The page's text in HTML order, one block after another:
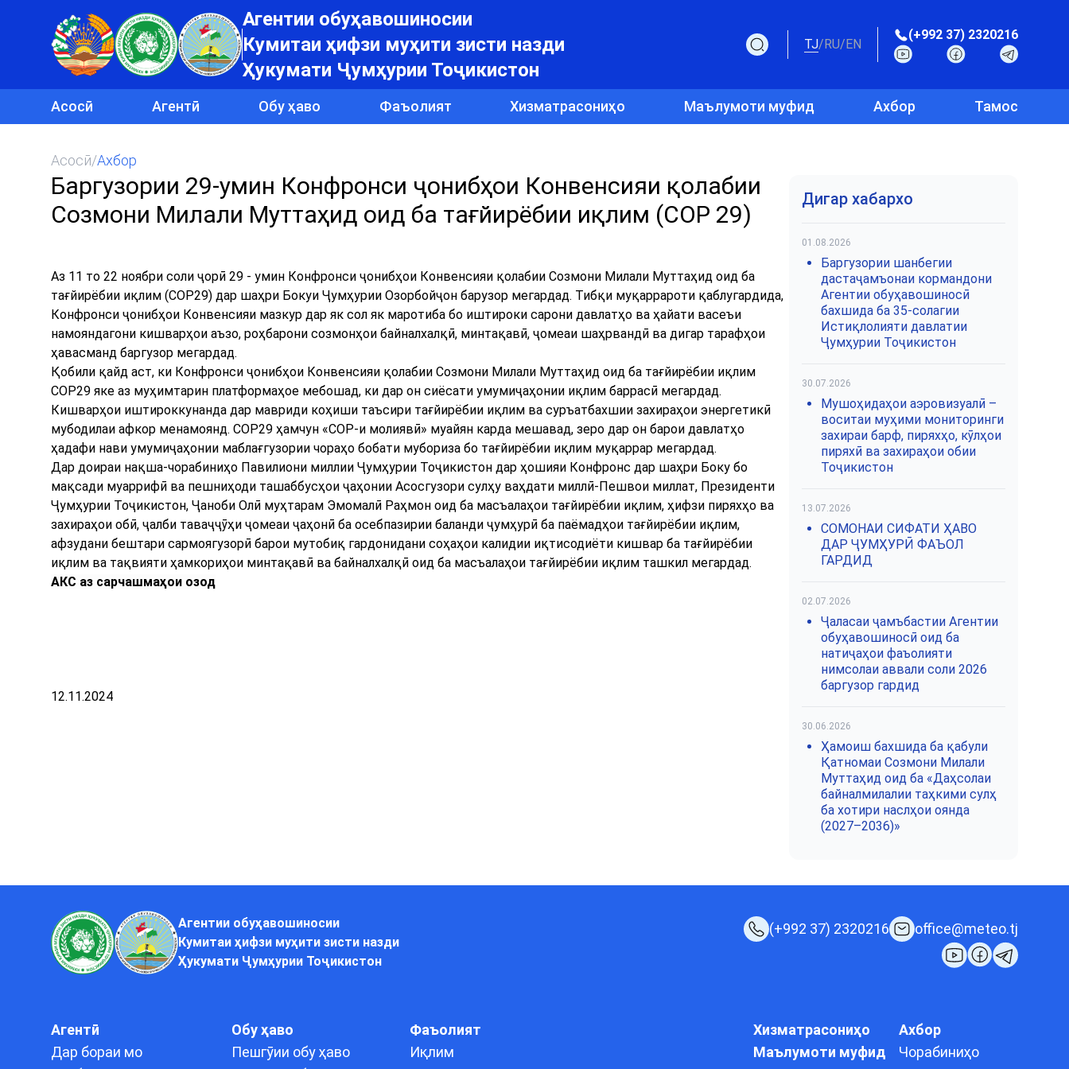
Агентии обуҳавошиносии
Кумитаи ҳифзи муҳити зисти назди
Ҳукумати Ҷумҳурии Тоҷикистон
TJ/RU/EN
(+992 37) 2320216
Асосӣ Агентӣ Обу ҳаво Фаъолият Хизматрасониҳо Маълумоти муфид Ахбор Тамос
Асосӣ/Ахбор
Баргузории 29-умин Конфронси ҷонибҳои Конвенсияи қолабии
Созмони Милали Муттаҳид оид ба тағйирёбии иқлим (COP 29)
Аз 11 то 22 ноябри соли ҷорӣ 29 - умин Конфронси ҷонибҳои Конвенсияи қолабии Созмони Милали Муттаҳид оид ба
тағйирёбии иқлим (COP29) дар шаҳри Бокуи Ҷумҳурии Озорбойҷон барузор мегардад. Тибқи муқаррароти қаблугардида,
Конфронси ҷонибҳои Конвенсияи мазкур дар як сол як маротиба бо иштироки сарони давлатҳо ва ҳайати васеъи
намояндагони кишварҳои аъзо, роҳбарони созмонҳои байналхалқӣ, минтақавӣ, ҷомеаи шаҳрвандӣ ва дигар тарафҳои
ҳавасманд баргузор мегардад.
Қобили қайд аст, ки Конфронси ҷонибҳои Конвенсияи қолабии Созмони Милали Муттаҳид оид ба тағйирёбии иқлим
COP29 яке аз муҳимтарин платформаҳое мебошад, ки дар он сиёсати умумиҷаҳонии иқлим баррасӣ мегардад.
Кишварҳои иштироккунанда дар мавриди коҳиши таъсири тағйирёбии иқлим ва суръатбахшии захираҳои энергетикӣ
мубодилаи афкор менамоянд. COP29 ҳамчун «COP-и молиявӣ» муайян карда мешавад, зеро дар он барои давлатҳо
ҳадафи нави умумиҷаҳонии маблағгузории чораҳо бобати мубориза бо тағйирёбии иқлим муқаррар мегардад.
Дар доираи нақша-чорабиниҳо Павилиони миллии Ҷумҳурии Тоҷикистон дар ҳошияи Конфронс дар шаҳри Боку бо
мақсади муаррифӣ ва пешниҳоди ташаббусҳои ҷаҳонии Асосгузори сулҳу ваҳдати миллӣ-Пешвои миллат, Президенти
Ҷумҳурии Тоҷикистон, Ҷаноби Олӣ муҳтарам Эмомалӣ Раҳмон оид ба масъалаҳои тағйирёбии иқлим, ҳифзи пиряхҳо ва
захираҳои обӣ, ҷалби таваҷҷӯҳи ҷомеаи ҷаҳонӣ ба осебпазирии баланди ҷумҳурӣ ба паёмадҳои тағйирёбии иқлим,
афзудани бештари сармоягузорӣ барои мутобиқ гардонидани соҳаҳои калидии иқтисодиёти кишвар ба тағйирёбии
иқлим ва тақвияти ҳамкориҳои минтақавӣ ва байналхалқӣ оид ба масъалаҳои тағйирёбии иқлим ташкил мегардад.
АКС аз сарчашмаҳои озод
12.11.2024
Дигар хабархо
01.08.2026
Баргузории шанбегии
дастаҷамъонаи кормандони
Агентии обуҳавошиносӣ
бахшида ба 35-солагии
Истиқлолияти давлатии
Ҷумҳурии Тоҷикистон
30.07.2026
Мушоҳидаҳои аэровизуалӣ –
воситаи муҳими мониторинги
захираи барф, пиряхҳо, кӯлҳои
пиряхӣ ва захираҳои обии
Тоҷикистон
13.07.2026
СОМОНАИ СИФАТИ ҲАВО
ДАР ҶУМҲУРӢ ФАЪОЛ
ГАРДИД
02.07.2026
Ҷаласаи ҷамъбастии Агентии
обуҳавошиносӣ оид ба
натиҷаҳои фаъолияти
нимсолаи аввали соли 2026
баргузор гардид
30.06.2026
Ҳамоиш бахшида ба қабули
Қатномаи Созмони Милали
Муттаҳид оид ба «Даҳсолаи
байналмилалии таҳкими сулҳ
ба хотири наслҳои оянда
(2027–2036)»
Агентии обуҳавошиносии
Кумитаи ҳифзи муҳити зисти назди
Ҳукумати Ҷумҳурии Тоҷикистон
(+992 37) 2320216 office@meteo.tj
Агентӣ
Дар бораи мо
Обу ҳаво
Пешгӯии обу ҳаво
Фаъолият
Иқлим
Хизматрасониҳо
Маълумоти муфид
Ахбор
Чорабиниҳо